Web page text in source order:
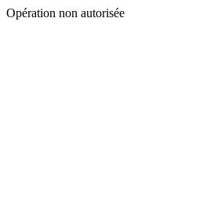
Opération non autorisée